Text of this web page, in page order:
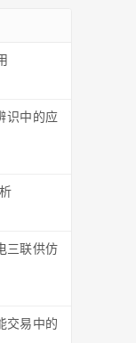
识中的应
三联供仿
交易中的